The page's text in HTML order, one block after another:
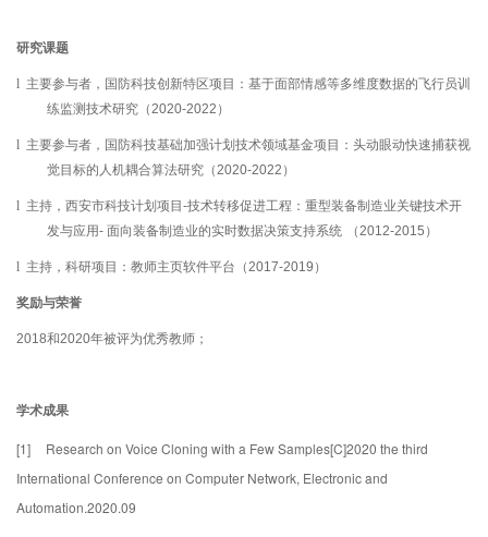
研究课题
l 主要参与者，国防科技创新特区项目：基于面部情感等多维度数据的飞行员训
练监测技术研究（2020-2022 ）
l 主要参与者，国防科技基础加强计划技术领域基金项目：头动眼动快速捕获视
觉目标的人机耦合算法研究（2020-2022 ）
l 主持，西安市科技计划项目 -技术转移促进工程：重型装备制造业关键技术开
发与应用- 面向装备制造业的实时数据决策支持系统 （2012-2015 ）
l 主持，科研项目：教师主页软件平台（2017-2019 ）
奖励与荣誉
2018和2020年被评为优秀教师；
学术成果
[1]
Research on Voice Cloning with a Few Samples[C]2020 the third
International Conference on Computer Network, Electronic and
Automation.2020.09